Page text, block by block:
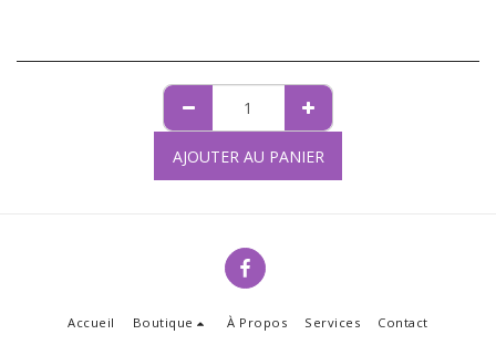
AJOUTER AU PANIER
Accueil Boutique À Propos Services Contact